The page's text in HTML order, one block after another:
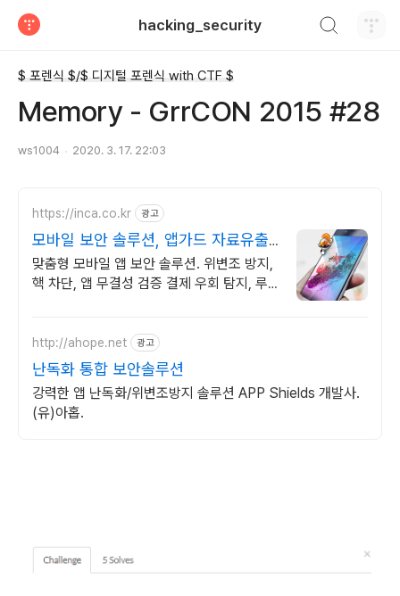
hacking_security
$ 포렌식 $/$ 디지털 포렌식 with CTF $
Memory - GrrCON 2015 #28
ws1004 2020. 3. 17. 22:03
https://inca.co.kr 광고
모바일 보안 솔루션, 앱가드 자료유출
원천 차단
맞춤형 모바일 앱 보안 솔루션. 위변조 방지,
핵 차단, 앱 무결성 검증 결제 우회 탐지, 루
http://ahope.net 광고
난독화 통합 보안솔루션
강력한 앱 난독화/위변조방지 솔루션 APP Shields 개발사.
(유)아홉.